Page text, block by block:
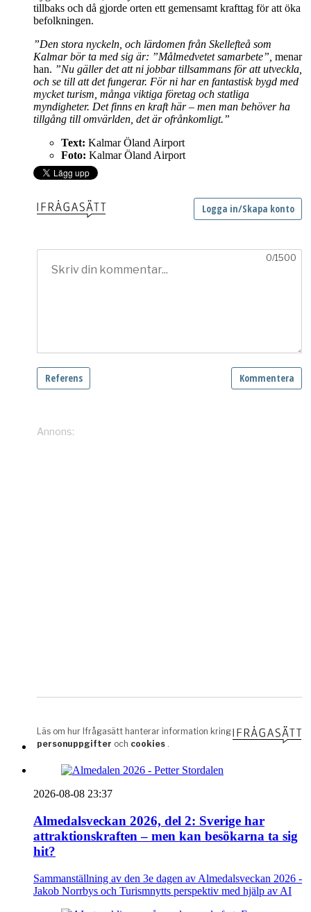
tillbaks och då gjorde orten ett gemensamt krafttag för att öka
befolkningen.
”Den stora nyckeln, och lärdomen från Skellefteå som
Kalmar bör ta med sig är: ”Målmedvetet samarbete”, menar
han. ”Nu gäller det att ni jobbar tillsammans för att utveckla,
och se till att det fungerar. För ni har en fantastisk bygd med
mycket turism, många viktiga företag och statliga
myndigheter. Det finns en kraft här – men man behöver ha
tillgång till omvärlden, det är ofrånkomligt.”
Text: Kalmar Öland Airport
Foto: Kalmar Öland Airport
2026-08-08 23:37
Almedalsveckan 2026, del 2: Sverige har
attraktionskraften – men kan besökarna ta sig
hit?
Sammanställning av den 3e dagen av Almedalsveckan 2026 -
Jakob Norrbys och Turismnytts perspektiv med hjälp av AI